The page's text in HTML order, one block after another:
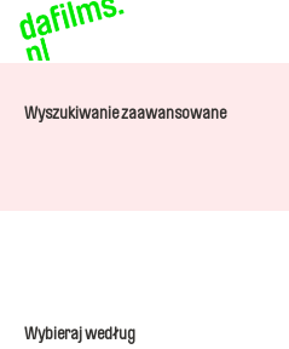
Wyszukiwanie zaawansowane
Wybieraj według